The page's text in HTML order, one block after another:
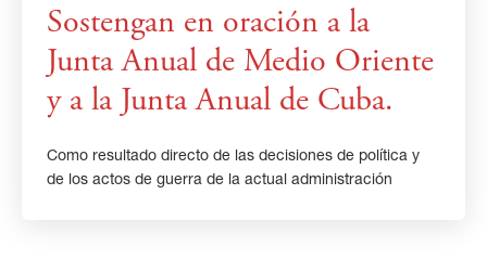
Sostengan en oración a la
Junta Anual de Medio Oriente
y a la Junta Anual de Cuba.
Como resultado directo de las decisiones de política y
de los actos de guerra de la actual administración